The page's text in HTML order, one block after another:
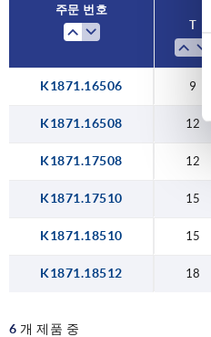
주문 번호
T
K1871.16506 9
K1871.16508 12
K1871.17508 12
K1871.17510 15
K1871.18510 15
K1871.18512 18
6 개 제품 중